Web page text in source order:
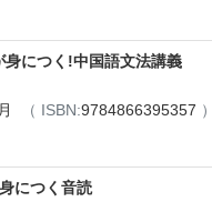
身につく!中国語文法講義
（ ISBN:9784866395357 ）
につく音読